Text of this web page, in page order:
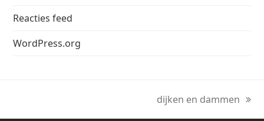
Reacties feed
WordPress.org
next
dijken en dammen